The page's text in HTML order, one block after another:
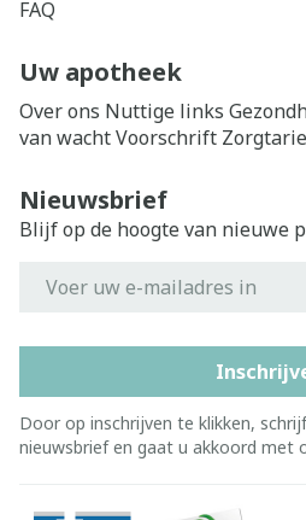
FAQ
Uw apotheek
Over ons Nuttige links
van wachtVoorschrift
Nieuwsbrief
Blijf op de hoogte van nieuwe
Door op inschrijven te klikken,
nieuwsbrief en gaat u akkoord met